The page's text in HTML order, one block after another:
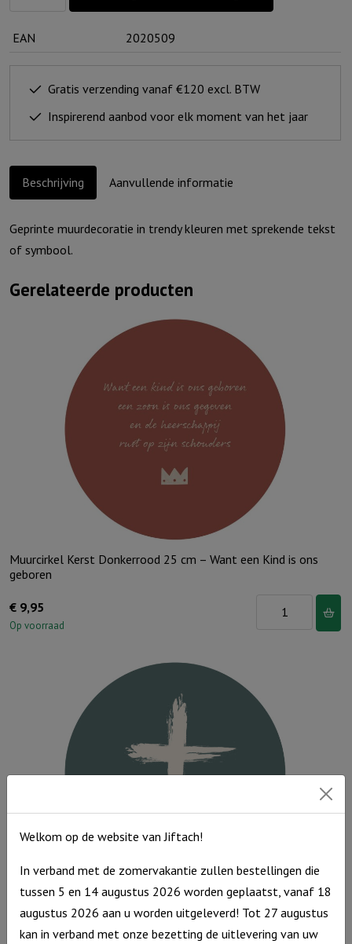
cm
-
Leef
aantal
EAN 2020509
Gratis verzending vanaf €120 excl. BTW
Inspirerend aanbod voor elk moment van het jaar
Beschrijving Aanvullende informatie
Geprinte muurdecoratie in trendy kleuren met sprekende tekst
of symbool.
Gerelateerde producten
Muurcirkel Kerst Donkerrood 25 cm – Want een Kind is ons
geboren
€ 9,95
Op voorraad
Muurcirkel
Want
Kind
ons
Muurcirkel Groen 25 cm – Kruis
9,95 Muurcirkel
Welkom op de website van Jiftach!
In verband met de zomervakantie zullen bestellingen die
tussen 5 en 14 augustus 2026 worden geplaatst, vanaf 18
augustus 2026 aan u worden uitgeleverd! Tot 27 augustus
kan in verband met onze bezetting de uitlevering van uw